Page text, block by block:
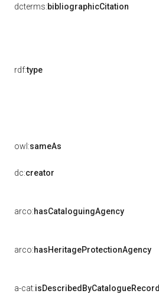
dcterms:bibliographicCitation
rdf:type
owl:sameAs
dc:creator
arco:hasCataloguingAgency
arco:hasHeritageProtectionAgency
a-cat:isDescribedByCatalogueRecord